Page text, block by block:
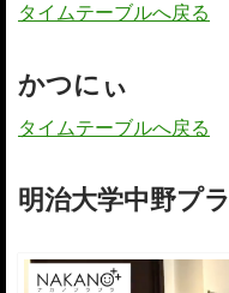
タイムテーブルへ戻る
かつにぃ
タイムテーブルへ戻る
明治大学中野プ